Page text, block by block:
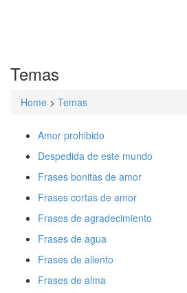
Temas
Home > Temas
Amor prohibido
Despedida de este mundo
Frases bonitas de amor
Frases cortas de amor
Frases de agradecimiento
Frases de agua
Frases de aliento
Frases de alma